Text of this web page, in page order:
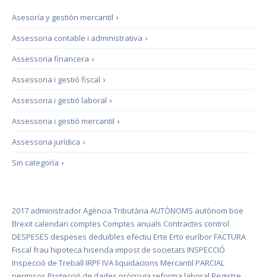
›
Asesoría y gestión mercantil
›
Assessoria contable i administrativa
›
Assessoria financera
›
Assessoria i gestió fiscal
›
Assessoria i gestió laboral
›
Assessoria i gestió mercantil
›
Assessoria jurídica
›
Sin categoría
2017 administradorAgència Tributària AUTÒNOMS autònom boe
Brexit calendari comptes Comptes anuals Contractes control
DESPESES despeses deduïbles efectiu Erte Erto euríbor FACTURA
Fiscal frau hipoteca hisenda impost de societats INSPECCIÓ
Inspecció de Treball IRPF IVA liquidacions Mercantil PARCIAL